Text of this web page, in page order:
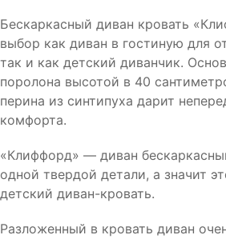
Бескаркасный диван кровать
выбор как диван в гостиную для
так и как детский диванчик.
поролона высотой в 40
перина из синтипуха дарит
комфорта.
«Клиффорд» — диван
одной твердой детали, а значит
детский диван-кровать.
Разложенный в кровать диван